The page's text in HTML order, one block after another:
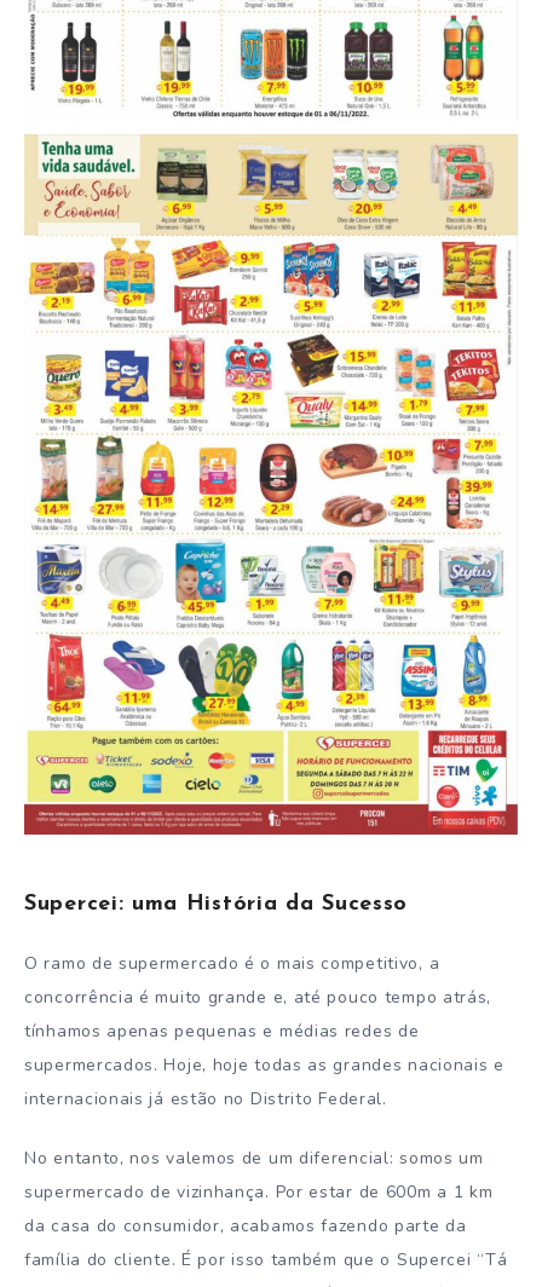
Supercei: uma História da Sucesso
O ramo de supermercado é o mais competitivo, a
concorrência é muito grande e, até pouco tempo atrás,
tínhamos apenas pequenas e médias redes de
supermercados. Hoje, hoje todas as grandes nacionais e
internacionais já estão no Distrito Federal.
No entanto, nos valemos de um diferencial: somos um
supermercado de vizinhança. Por estar de 600m a 1 km
da casa do consumidor, acabamos fazendo parte da
família do cliente. É por isso também que o Supercei “Tá